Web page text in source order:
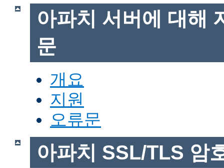
아파치 서버에 대해
문
개요
지원
오류문
아파치 SSL/TLS 암